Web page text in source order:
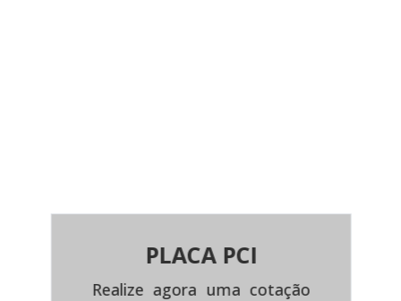
PLACA PCI
Realize agora uma cotação